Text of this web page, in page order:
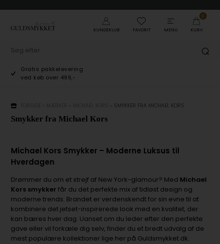
KUNDEKLUB FAVORIT MENU
0
KURV
Gratis pakkelevering
ved køb over 499,-
SMYKKER FRA MICHAEL KORS
Smykker fra Michael Kors
Michael Kors Smykker – Moderne Luksus til
Hverdagen
Drømmer du om et strejf af New York-glamour? Med Michael
Kors smykker får du det perfekte mix af tidløst design og
moderne trends. Brandet er verdenskendt for sin evne til at
kombinere det jetset-inspirerede look med en kvalitet, der
kan bæres hver dag. Uanset om du leder efter den perfekte
gave eller vil forkæle dig selv, finder du et bredt udvalg af de
mest populære kollektioner lige her på Guldsmykket.dk.